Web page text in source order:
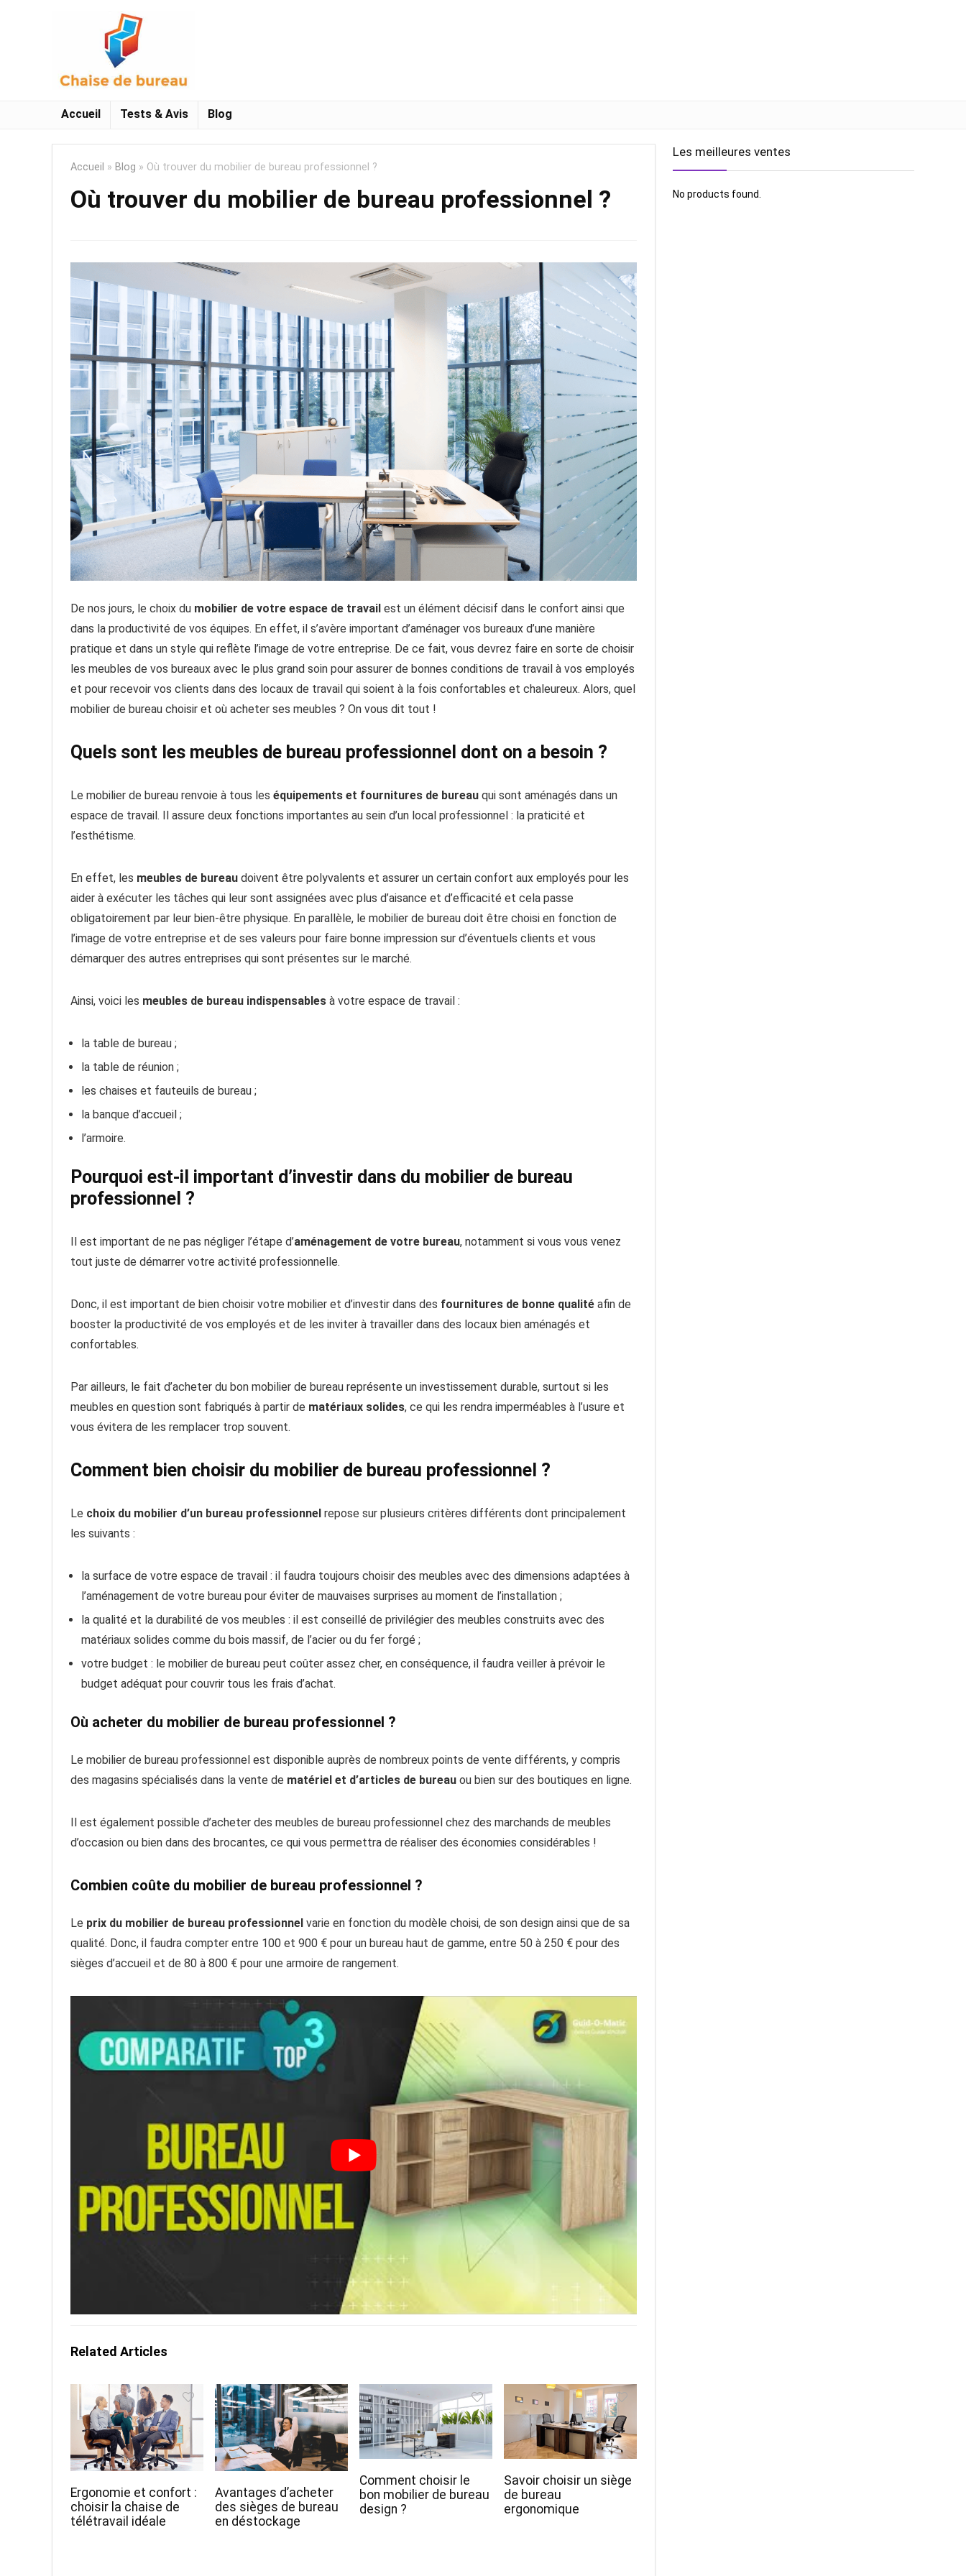
Accueil Tests & Avis Blog
Accueil » Blog » Où trouver du mobilier de bureau professionnel ?
Où trouver du mobilier de bureau professionnel ?
De nos jours, le choix du mobilier de votre espace de travail est un élément décisif dans le confort ainsi que
dans la productivité de vos équipes. En effet, il s’avère important d’aménager vos bureaux d’une manière
pratique et dans un style qui reflète l’image de votre entreprise. De ce fait, vous devrez faire en sorte de choisir
les meubles de vos bureaux avec le plus grand soin pour assurer de bonnes conditions de travail à vos employés
et pour recevoir vos clients dans des locaux de travail qui soient à la fois confortables et chaleureux. Alors, quel
mobilier de bureau choisir et où acheter ses meubles ? On vous dit tout !
Quels sont les meubles de bureau professionnel dont on a besoin ?
Le mobilier de bureau renvoie à tous les équipements et fournitures de bureau qui sont aménagés dans un
espace de travail. Il assure deux fonctions importantes au sein d’un local professionnel : la praticité et
l’esthétisme.
En effet, les meubles de bureau doivent être polyvalents et assurer un certain confort aux employés pour les
aider à exécuter les tâches qui leur sont assignées avec plus d’aisance et d’efficacité et cela passe
obligatoirement par leur bien-être physique. En parallèle, le mobilier de bureau doit être choisi en fonction de
l’image de votre entreprise et de ses valeurs pour faire bonne impression sur d’éventuels clients et vous
démarquer des autres entreprises qui sont présentes sur le marché.
Ainsi, voici les meubles de bureau indispensables à votre espace de travail :
la table de bureau ;
la table de réunion ;
les chaises et fauteuils de bureau ;
la banque d’accueil ;
l’armoire.
Pourquoi est-il important d’investir dans du mobilier de bureau
professionnel ?
Il est important de ne pas négliger l’étape d’aménagement de votre bureau, notamment si vous vous venez
tout juste de démarrer votre activité professionnelle.
Donc, il est important de bien choisir votre mobilier et d’investir dans des fournitures de bonne qualité afin de
booster la productivité de vos employés et de les inviter à travailler dans des locaux bien aménagés et
confortables.
Par ailleurs, le fait d’acheter du bon mobilier de bureau représente un investissement durable, surtout si les
meubles en question sont fabriqués à partir de matériaux solides, ce qui les rendra imperméables à l’usure et
vous évitera de les remplacer trop souvent.
Comment bien choisir du mobilier de bureau professionnel ?
Le choix du mobilier d’un bureau professionnel repose sur plusieurs critères différents dont principalement
les suivants :
la surface de votre espace de travail : il faudra toujours choisir des meubles avec des dimensions adaptées à
l’aménagement de votre bureau pour éviter de mauvaises surprises au moment de l’installation ;
la qualité et la durabilité de vos meubles : il est conseillé de privilégier des meubles construits avec des
matériaux solides comme du bois massif, de l’acier ou du fer forgé ;
votre budget : le mobilier de bureau peut coûter assez cher, en conséquence, il faudra veiller à prévoir le
budget adéquat pour couvrir tous les frais d’achat.
Où acheter du mobilier de bureau professionnel ?
Le mobilier de bureau professionnel est disponible auprès de nombreux points de vente différents, y compris
des magasins spécialisés dans la vente de matériel et d’articles de bureau ou bien sur des boutiques en ligne.
Il est également possible d’acheter des meubles de bureau professionnel chez des marchands de meubles
d’occasion ou bien dans des brocantes, ce qui vous permettra de réaliser des économies considérables !
Combien coûte du mobilier de bureau professionnel ?
Le prix du mobilier de bureau professionnel varie en fonction du modèle choisi, de son design ainsi que de sa
qualité. Donc, il faudra compter entre 100 et 900 € pour un bureau haut de gamme, entre 50 à 250 € pour des
sièges d’accueil et de 80 à 800 € pour une armoire de rangement.
Related Articles
Ergonomie et confort :
choisir la chaise de
télétravail idéale
Avantages d’acheter
des sièges de bureau
en déstockage
Comment choisir le
bon mobilier de bureau
design ?
Savoir choisir un siège
de bureau
ergonomique
Les meilleures ventes
No products found.